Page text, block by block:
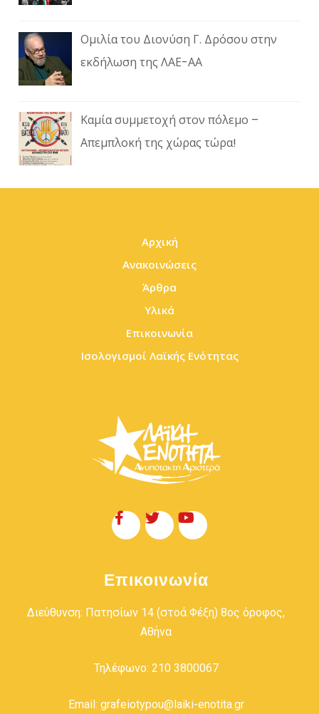
Ομιλία του Διονύση Γ. Δρόσου στην
εκδήλωση της ΛΑΕ-ΑΑ
Καμία συμμετοχή στον πόλεμο –
Απεμπλοκή της χώρας τώρα!
Αρχική
Ανακοινώσεις
Άρθρα
Υλικά
Επικοινωνία
Ισολογισμοί Λαϊκής Ενότητας
Επικοινωνία
Διεύθυνση: Πατησίων 14 (στοά Φέξη) 8ος όροφος,
Αθήνα
Τηλέφωνο: 210 3800067
Email: grafeiotypou@laiki-enotita.gr